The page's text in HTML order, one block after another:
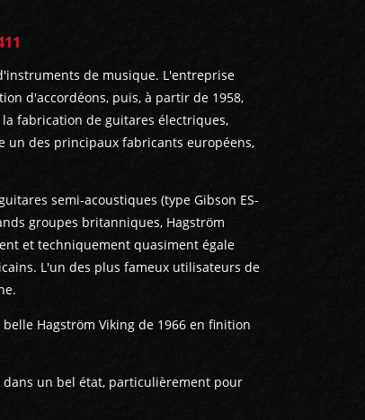
de musique. L'entreprise
d'accordéons, puis, à partir de 1958,
fabrication de guitares électriques,
un des principaux fabricants européens,
semi-acoustiques (type Gibson ES-
groupes britanniques, Hagström
et techniquement quasiment égale
L'un des plus fameux utilisateurs de
Hagström Viking de 1966 en finition
un bel état, particulièrement pour